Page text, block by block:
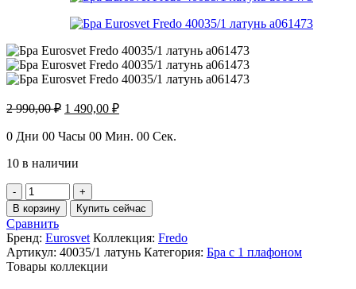
2 990,00₽ Первоначальная
составляла
990,00 ₽.
1 490,00 ₽Текущая
1
0 Дни 00 Часы 00 Мин. 00 Сек.
10 в наличии
Количество
товара
Бра
Eurosvet
Fredo
40035/1
латунь
В корзину Купить сейчас
Сравнить
Бренд: Eurosvet Коллекция: Fredo
Артикул: 40035/1 латунь Категория: Бра с 1 плафоном
Товары коллекции